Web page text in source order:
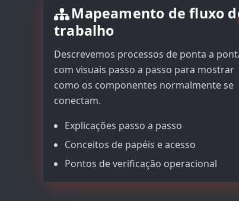
Mapeamento de fluxo
trabalho
Descrevemos processos de ponta a
com visuais passo a passo para mostrar
como os componentes normalmente se
conectam.
Explicações passo a passo
Conceitos de papéis e acesso
Pontos de verificação operacional